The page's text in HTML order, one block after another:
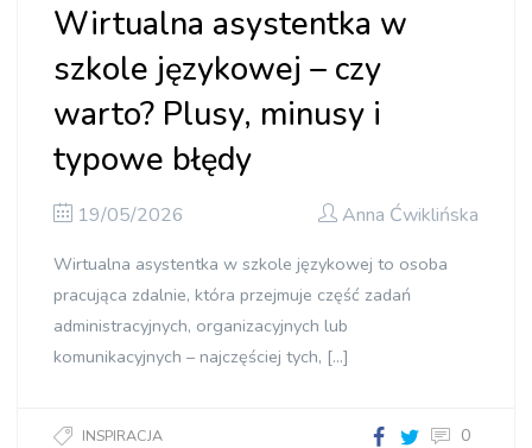
Wirtualna asystentka w
szkole językowej – czy
warto? Plusy, minusy i
typowe błędy
19/05/2026 Anna Ćwiklińska
Wirtualna asystentka w szkole językowej to osoba
pracująca zdalnie, która przejmuje część zadań
administracyjnych, organizacyjnych lub
komunikacyjnych – najczęściej tych, […]
INSPIRACJA 0